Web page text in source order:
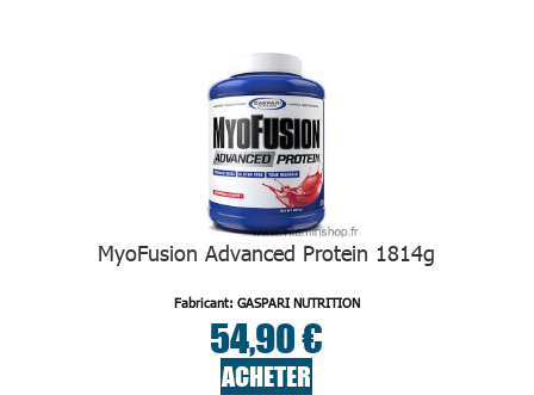
MyoFusion Advanced Protein 1814g
Fabricant: GASPARI NUTRITION
54,90 €
ACHETER